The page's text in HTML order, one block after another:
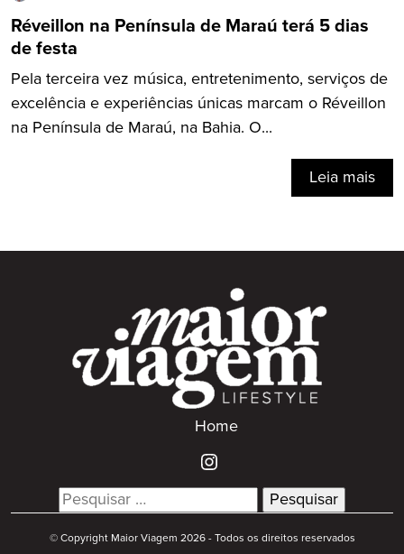
Réveillon na Península de Maraú terá 5 dias
de festa
Pela terceira vez música, entretenimento, serviços de
excelência e experiências únicas marcam o Réveillon
na Península de Maraú, na Bahia. O...
Leia mais
Home
Search
for:
© Copyright Maior Viagem 2026 - Todos os direitos reservados